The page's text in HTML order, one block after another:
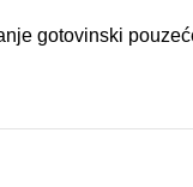
gotovinski